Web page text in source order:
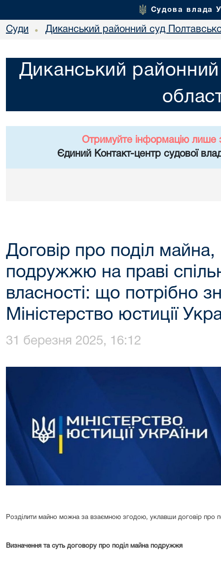
Судова влада
Суди • Диканський районний суд
Диканський районний
Отримуйте інформацію лише
Єдиний Контакт-центр судової
Договір про поділ
подружжю на праві
власності: що потрібно
Міністерство юстиції
31 березня 2025, 16:12
Розділити майно можна за взаємною згодою, уклавши договір про
Визначення та суть договору про поділ майна подружжя